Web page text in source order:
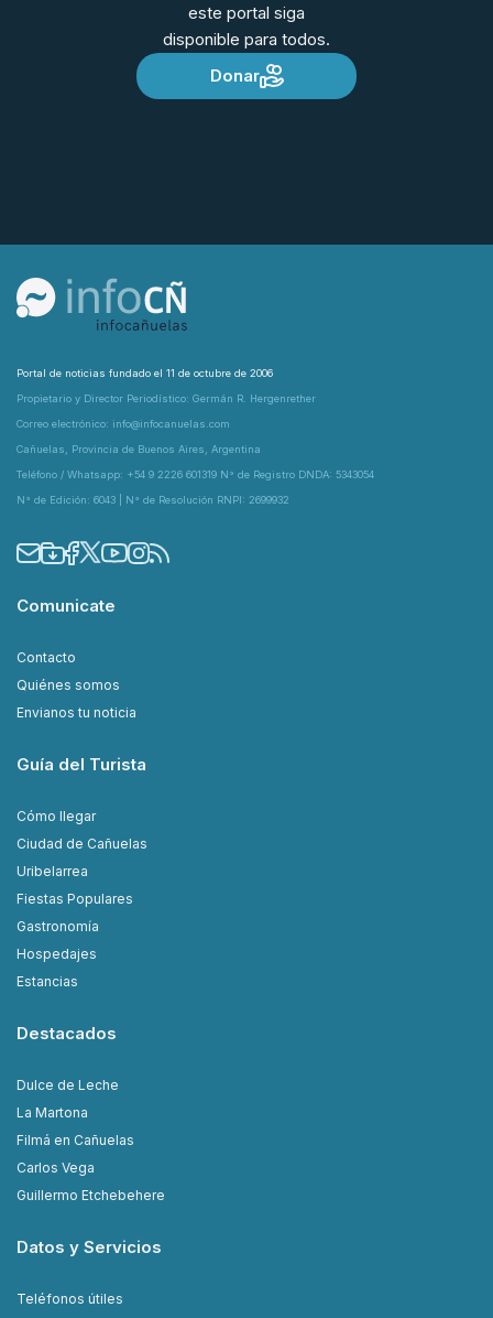
este portal siga
disponible para todos.
Donar
Portal de noticias fundado el 11 de octubre de 2006
Propietario y Director Periodístico: Germán R. Hergenrether
Correo electrónico: info@infocanuelas.com
Cañuelas, Provincia de Buenos Aires, Argentina
Teléfono / Whatsapp: +54 9 2226 601319 N° de Registro DNDA: 5343054
N° de Edición: 6043 | N° de Resolución RNPI: 2699932
Comunicate
Contacto
Quiénes somos
Envianos tu noticia
Guía del Turista
Cómo llegar
Ciudad de Cañuelas
Uribelarrea
Fiestas Populares
Gastronomía
Hospedajes
Estancias
Destacados
Dulce de Leche
La Martona
Filmá en Cañuelas
Carlos Vega
Guillermo Etchebehere
Datos y Servicios
Teléfonos útiles